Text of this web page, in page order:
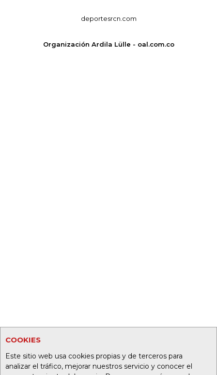
COOKIES
Este sitio web usa cookies propias y de terceros para
analizar el tráfico, mejorar nuestros servicio y conocer el
deportesrcn.com
Organización Ardila Lülle - oal.com.co